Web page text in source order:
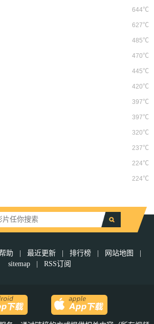
644℃
627℃
485℃
470℃
445℃
420℃
397℃
397℃
320℃
237℃
224℃
224℃
助 最近更新 排行榜 网站地图
sitemap
RSS订阅